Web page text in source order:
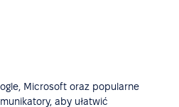
Microsoft oraz popularne
aby ułatwić